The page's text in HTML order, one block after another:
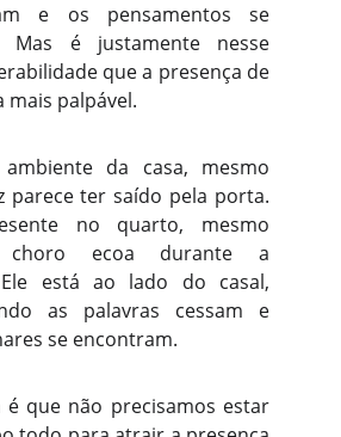
e os pensamentos se
Mas é justamente nesse
que a presença de
mais palpável.
da casa, mesmo
parece ter saído pela porta.
no quarto, mesmo
ecoa durante a
Ele está ao lado do casal,
as palavras cessam e
se encontram.
que não precisamos estar